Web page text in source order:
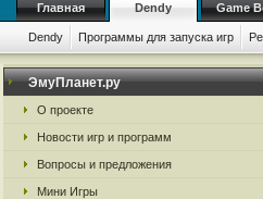
Главная Dendy Game
Dendy Программы для запуска игр
ЭмуПланет.ру
О проекте
Новости игр и программ
Вопросы и предложения
Мини Игры